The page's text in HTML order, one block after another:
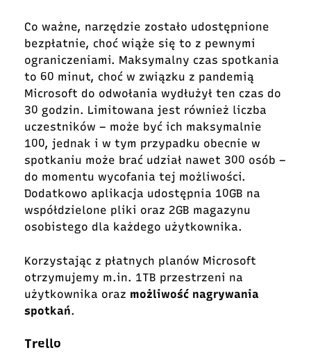
Co ważne, narzędzie zostało udostępnione
bezpłatnie, choć wiąże się to z pewnymi
ograniczeniami. Maksymalny czas spotkania
to 60 minut, choć w związku z pandemią
Microsoft do odwołania wydłużył ten czas do
30 godzin. Limitowana jest również liczba
uczestników – może być ich maksymalnie
100, jednak i w tym przypadku obecnie w
spotkaniu może brać udział nawet 300 osób –
do momentu wycofania tej możliwości.
Dodatkowo aplikacja udostępnia 10GB na
współdzielone pliki oraz 2GB magazynu
osobistego dla każdego użytkownika.
Korzystając z płatnych planów Microsoft
otrzymujemy m.in. 1TB przestrzeni na
użytkownika oraz możliwość nagrywania
spotkań.
Trello